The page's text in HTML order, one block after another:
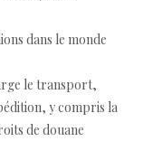
dans le monde
le transport,
y compris la
de douane